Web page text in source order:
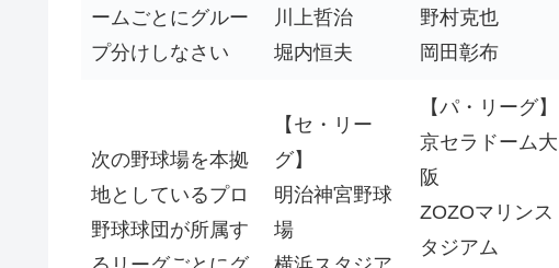
ームごとにグルー
プ分けしなさい
川上哲治
堀内恒夫
野村克也
岡田彰布
次の野球場を本拠
地としているプロ
野球球団が所属す
【セ・リー
グ】
明治神宮野球
場
【パ・リーグ】
京セラドーム大
阪
ZOZOマリンス
タジアム